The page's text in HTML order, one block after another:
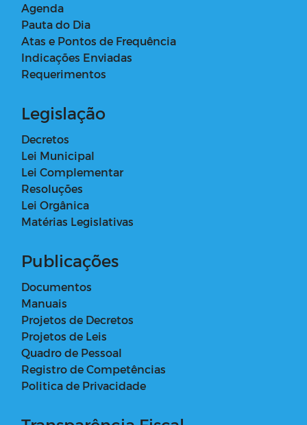
Agenda
Pauta do Dia
Atas e Pontos de Frequência
Indicações Enviadas
Requerimentos
Legislação
Decretos
Lei Municipal
Lei Complementar
Resoluções
Lei Orgânica
Matérias Legislativas
Publicações
Documentos
Manuais
Projetos de Decretos
Projetos de Leis
Quadro de Pessoal
Registro de Competências
Politica de Privacidade